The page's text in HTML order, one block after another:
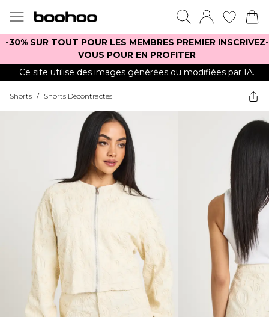
-30% SUR TOUT POUR LES MEMBRES PREMIER INSCRIVEZ-
VOUS POUR EN PROFITER
Ce site utilise des images générées ou modifiées par IA.
Shorts / Shorts Décontractés